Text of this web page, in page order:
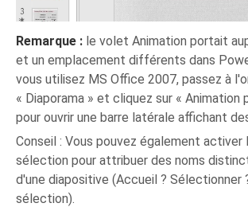
Remarque : le volet Animation portait
et un emplacement différents dans
vous utilisez MS Office 2007, passez à
« Diaporama » et cliquez sur « Animation
pour ouvrir une barre latérale affichant
Conseil : Vous pouvez également
sélection pour attribuer des noms
d'une diapositive (Accueil ? Sélectionner
sélection).